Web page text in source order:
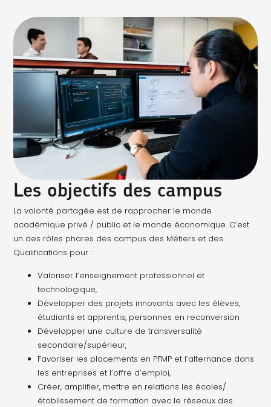
Les objectifs des campus
La volonté partagée est de rapprocher le monde
académique privé / public et le monde économique. C’est
un des rôles phares des campus des Métiers et des
Qualifications pour :
Valoriser l’enseignement professionnel et
technologique,
Développer des projets innovants avec les élèves,
étudiants et apprentis, personnes en reconversion
Développer une culture de transversalité
secondaire/supérieur,
Favoriser les placements en PFMP et l’alternance dans
les entreprises et l’offre d’emploi,
Créer, amplifier, mettre en relations les écoles/
établissement de formation avec le réseaux des